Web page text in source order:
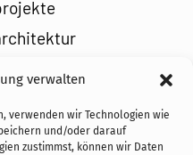
verwalten
verwenden wir Technologien wie
und/oder darauf
zustimmst, können wir Daten
leistungen